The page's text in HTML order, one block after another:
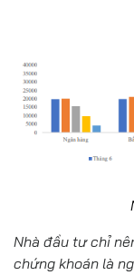
Nhà đầu tư chỉ
chứng khoán là